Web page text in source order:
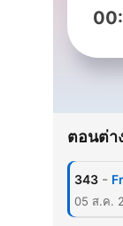
ตอนต่า
343 -
05 ส.ค.